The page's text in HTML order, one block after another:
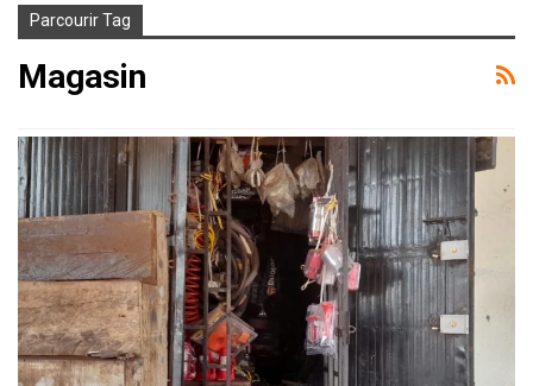
Parcourir Tag
Magasin